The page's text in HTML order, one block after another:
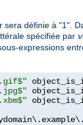
sera définie à "1".
spécifiée par
expressions